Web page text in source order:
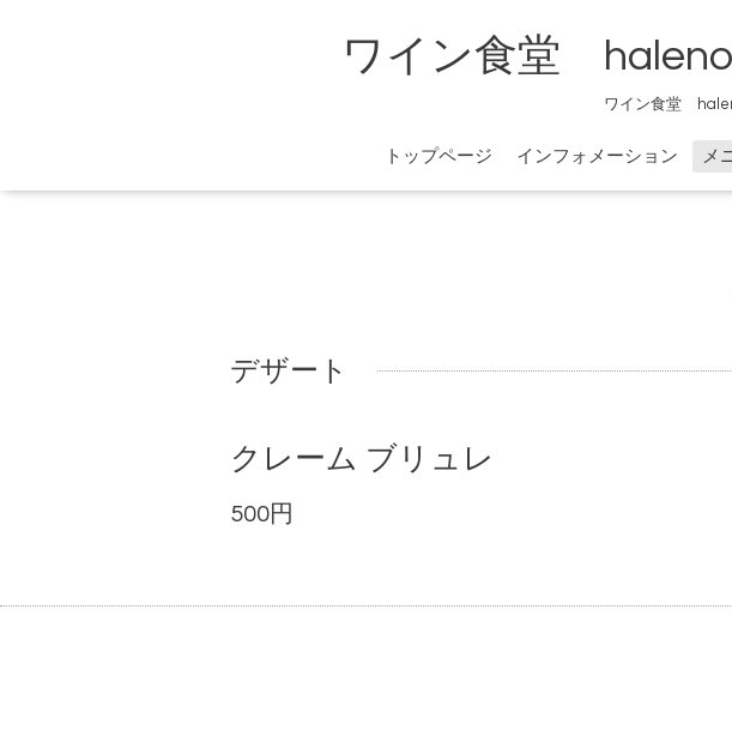
ワイン食堂
ワイン食堂
トップページ インフォメーション メ
デザート
クレーム ブリュレ
500円